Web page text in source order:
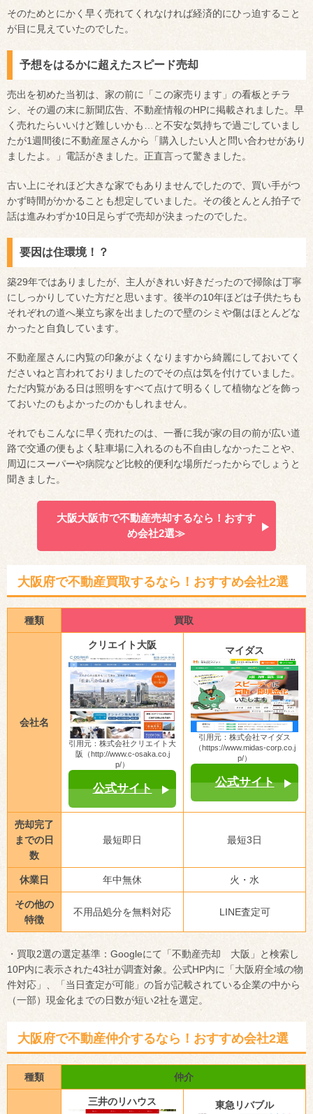
そのためとにかく早く売れてくれなければ経済的にひっ迫すること
が目に見えていたのでした。
予想をはるかに超えたスピード売却
売出を初めた当初は、家の前に「この家売ります」の看板とチラ
シ、その週の末に新聞広告、不動産情報のHPに掲載されました。早
く売れたらいいけど難しいかも…と不安な気持ちで過ごしていまし
たが1週間後に不動産屋さんから「購入したい人と問い合わせがあり
ましたよ。」電話がきました。正直言って驚きました。
古い上にそれほど大きな家でもありませんでしたので、買い手がつ
かず時間がかかることも想定していました。その後とんとん拍子で
話は進みわずか10日足らずで売却が決まったのでした。
要因は住環境！？
築29年ではありましたが、主人がきれい好きだったので掃除は丁寧
にしっかりしていた方だと思います。後半の10年ほどは子供たちも
それぞれの道へ巣立ち家を出ましたので壁のシミや傷はほとんどな
かったと自負しています。
不動産屋さんに内覧の印象がよくなりますから綺麗にしておいてく
ださいねと言われておりましたのでその点は気を付けていました。
ただ内覧がある日は照明をすべて点けて明るくして植物などを飾っ
ておいたのもよかったのかもしれません。
それでもこんなに早く売れたのは、一番に我が家の目の前が広い道
路で交通の便もよく駐車場に入れるのも不自由しなかったことや、
周辺にスーパーや病院など比較的便利な場所だったからでしょうと
聞きました。
大阪大阪市で不動産売却するなら！おすす
め会社2選≫
大阪府で不動産買取するなら！おすすめ会社2選
種類 買取
会社名
クリエイト大阪
引用元：株式会社クリエイト大
阪（http://www.c-osaka.co.j
p/）
公式サイト
マイダス
引用元：株式会社マイダス
（https://www.midas-corp.co.j
p/）
公式サイト
売却完了
までの日
数
最短即日 最短3日
休業日 年中無休 火・水
その他の
特徴
不用品処分を無料対応 LINE査定可
・買取2選の選定基準：Googleにて「不動産売却 大阪」と検索し
10P内に表示された43社が調査対象。公式HP内に「大阪府全域の物
件対応」、「当日査定が可能」の旨が記載されている企業の中から
（一部）現金化までの日数が短い2社を選定。
大阪府で不動産仲介するなら！おすすめ会社2選
種類 仲介
三井のリハウス 東急リバブル